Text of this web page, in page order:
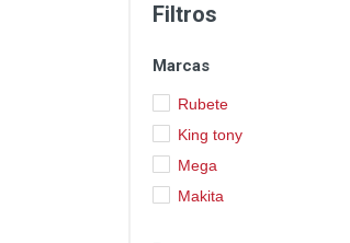
Equipamentos Industriais
Ferramentas Manuais
Grupos Geradores
Lavagem e Aspiração
Filtros
Marcas
Rubete
King tony
Mega
Makita